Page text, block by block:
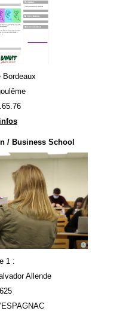
Bordeaux
/ Business School
1 :
Allende